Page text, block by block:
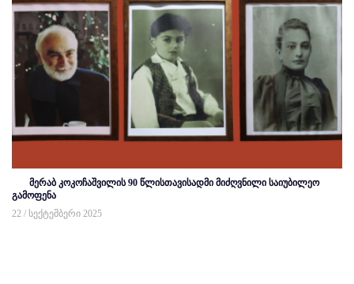
მერაბ კოკოჩაშვილის 90 წლისთავისადმი მიძღვნილი საიუბილეო
გამოფენა
22 / სექტემბერი 2025